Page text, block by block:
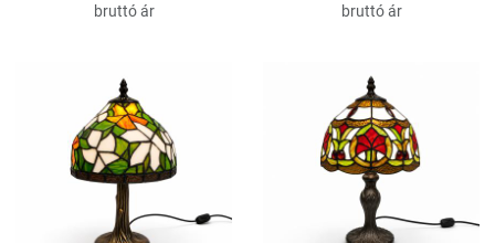
bruttó ár
bruttó ár
Hozzáadás a kívánságlistához
Összehasonlítás